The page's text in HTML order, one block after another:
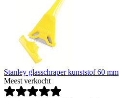
Stanley glasschraper kunststof 60 mm
Meest verkocht